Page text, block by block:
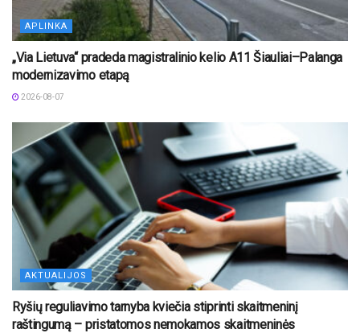
APLINKA
„Via Lietuva“ pradeda magistralinio kelio A11 Šiauliai–Palanga
modernizavimo etapą
2026-08-07
AKTUALIJOS
Ryšių reguliavimo tarnyba kviečia stiprinti skaitmeninį
raštingumą – pristatomos nemokamos skaitmeninės